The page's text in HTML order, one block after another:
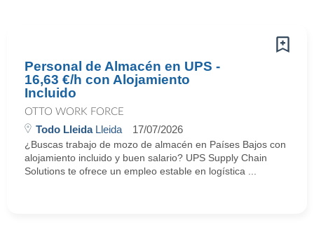
Personal de Almacén en UPS -
16,63 €/h con Alojamiento
Incluido
OTTO WORK FORCE
Todo LleidaLleida 17/07/2026
¿Buscas trabajo de mozo de almacén en Países Bajos con
alojamiento incluido y buen salario? UPS Supply Chain
Solutions te ofrece un empleo estable en logística ...